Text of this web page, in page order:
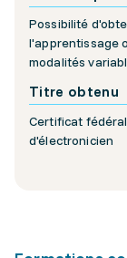
Possibilité
l'apprentissage
modalités
Titre obtenu
Certificat
d'électronicien